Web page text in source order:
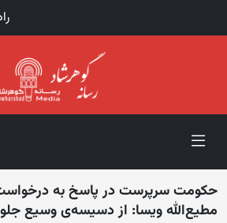
حکومت سرپرست در پاسخ به
مطیع‌الله ویسا: از دسیسه‌ی وسیع